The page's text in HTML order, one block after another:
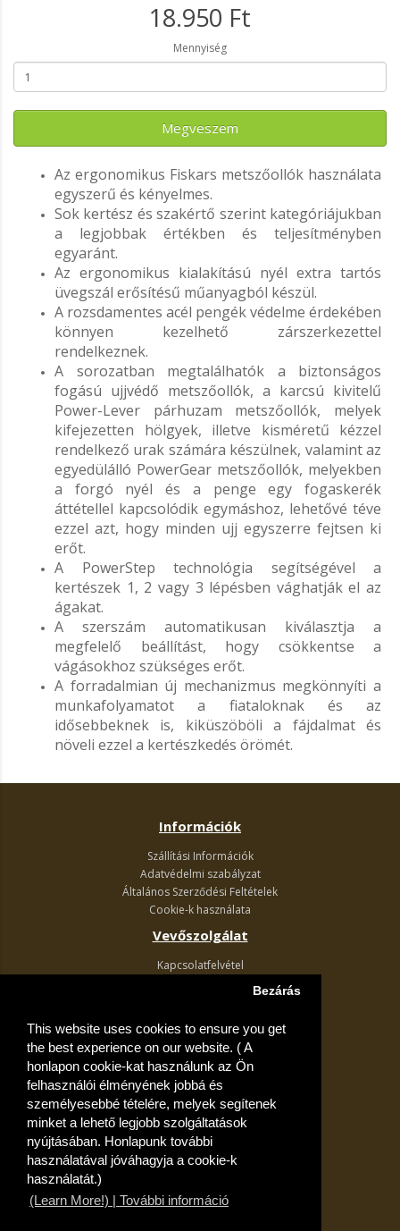
This website uses cookies to ensure you get
the best experience on our website. ( A
honlapon cookie-kat használunk az Ön
felhasználói élményének jobbá és
személyesebbé tételére, melyek segítenek
minket a lehető legjobb szolgáltatások
nyújtásában. Honlapunk további
használatával jóváhagyja a cookie-k
használatát.)
(Learn More!) | További információ
Bezárás
18.950 Ft
Mennyiség
Megveszem
Az ergonomikus Fiskars metszőollók használata
egyszerű és kényelmes.
Sok kertész és szakértő szerint kategóriájukban
a legjobbak értékben és teljesítményben
egyaránt.
Az ergonomikus kialakítású nyél extra tartós
üvegszál erősítésű műanyagból készül.
A rozsdamentes acél pengék védelme érdekében
könnyen kezelhető zárszerkezettel
rendelkeznek.
A sorozatban megtalálhatók a biztonságos
fogású ujjvédő metszőollók, a karcsú kivitelű
Power-Lever párhuzam metszőollók, melyek
kifejezetten hölgyek, illetve kisméretű kézzel
rendelkező urak számára készülnek, valamint az
egyedülálló PowerGear metszőollók, melyekben
a forgó nyél és a penge egy fogaskerék
áttétellel kapcsolódik egymáshoz, lehetővé téve
ezzel azt, hogy minden ujj egyszerre fejtsen ki
erőt.
A PowerStep technológia segítségével a
kertészek 1, 2 vagy 3 lépésben vághatják el az
ágakat.
A szerszám automatikusan kiválasztja a
megfelelő beállítást, hogy csökkentse a
vágásokhoz szükséges erőt.
A forradalmian új mechanizmus megkönnyíti a
munkafolyamatot a fiataloknak és az
idősebbeknek is, kiküszöböli a fájdalmat és
növeli ezzel a kertészkedés örömét.
Információk
Szállítási Információk
Adatvédelmi szabályzat
Általános Szerződési Feltételek
Cookie-k használata
Vevőszolgálat
Kapcsolatfelvétel
Akciós ajánlatok
Fiók
Kívánságlista